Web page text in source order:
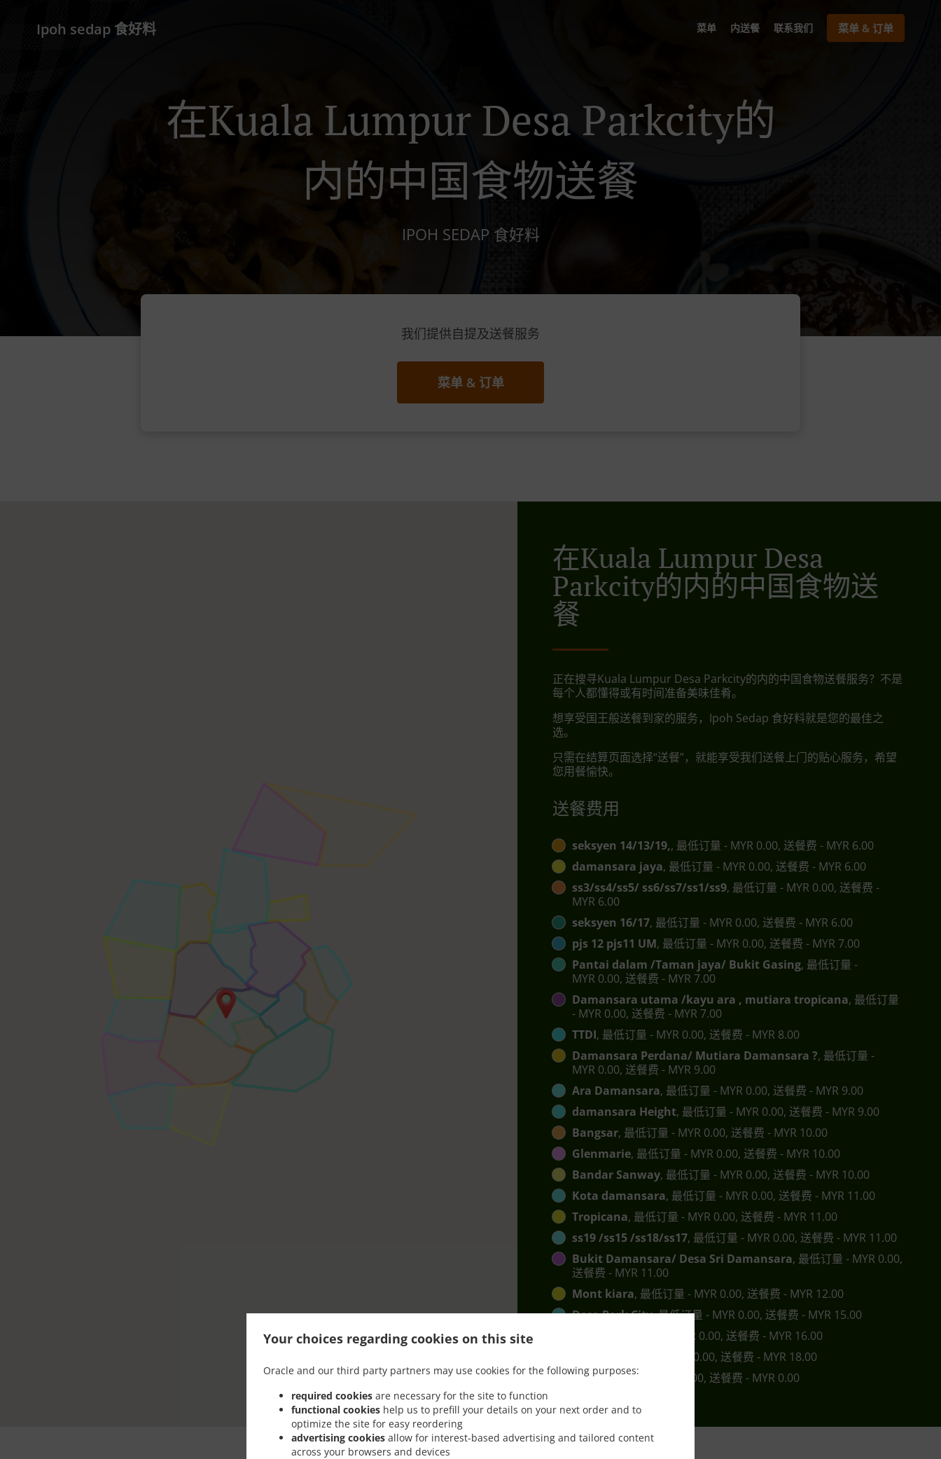
Your choices regarding cookies on this site
Oracle and our third party partners may use cookies for the following purposes:
required cookies are necessary for the site to function
functional cookies help us to prefill your details on your next order and to
optimize the site for easy reordering
advertising cookies allow for interest-based advertising and tailored content
across your browsers and devices
Ipoh sedap 食好料 菜单 内送餐 联系我们 菜单 & 订单
在Kuala Lumpur Desa Parkcity的
内的中国食物送餐
IPOH SEDAP 食好料
我们提供自提及送餐服务
菜单 & 订单
在Kuala Lumpur Desa
Parkcity的内的中国食物送
餐
正在搜寻Kuala Lumpur Desa Parkcity的内的中国食物送餐服务？不是
每个人都懂得或有时间准备美味佳肴。
想享受国王般送餐到家的服务，Ipoh Sedap 食好料就是您的最佳之
选。
只需在结算页面选择“送餐”，就能享受我们送餐上门的贴心服务，希望
您用餐愉快。
送餐费用
seksyen 14/13/19,, 最低订量 - MYR 0.00, 送餐费 - MYR 6.00
damansara jaya, 最低订量 - MYR 0.00, 送餐费 - MYR 6.00
ss3/ss4/ss5/ ss6/ss7/ss1/ss9, 最低订量 - MYR 0.00, 送餐费 -
MYR 6.00
seksyen 16/17, 最低订量 - MYR 0.00, 送餐费 - MYR 6.00
pjs 12 pjs11 UM, 最低订量 - MYR 0.00, 送餐费 - MYR 7.00
Pantai dalam /Taman jaya/ Bukit Gasing, 最低订量 -
MYR 0.00, 送餐费 - MYR 7.00
Damansara utama /kayu ara , mutiara tropicana, 最低订量
- MYR 0.00, 送餐费 - MYR 7.00
TTDI, 最低订量 - MYR 0.00, 送餐费 - MYR 8.00
Damansara Perdana/ Mutiara Damansara ?, 最低订量 -
MYR 0.00, 送餐费 - MYR 9.00
Ara Damansara, 最低订量 - MYR 0.00, 送餐费 - MYR 9.00
damansara Height, 最低订量 - MYR 0.00, 送餐费 - MYR 9.00
Bangsar, 最低订量 - MYR 0.00, 送餐费 - MYR 10.00
Glenmarie, 最低订量 - MYR 0.00, 送餐费 - MYR 10.00
Bandar Sanway, 最低订量 - MYR 0.00, 送餐费 - MYR 10.00
Kota damansara, 最低订量 - MYR 0.00, 送餐费 - MYR 11.00
Tropicana, 最低订量 - MYR 0.00, 送餐费 - MYR 11.00
ss19 /ss15 /ss18/ss17, 最低订量 - MYR 0.00, 送餐费 - MYR 11.00
Bukit Damansara/ Desa Sri Damansara, 最低订量 - MYR 0.00,
送餐费 - MYR 11.00
Mont kiara, 最低订量 - MYR 0.00, 送餐费 - MYR 12.00
Desa Park City, 最低订量 - MYR 0.00, 送餐费 - MYR 15.00
, 最低订量 - MYR 0.00, 送餐费 - MYR 16.00
, 最低订量 - MYR 0.00, 送餐费 - MYR 18.00
Ss2 , 最低订量 - MYR 15.00, 送餐费 - MYR 0.00